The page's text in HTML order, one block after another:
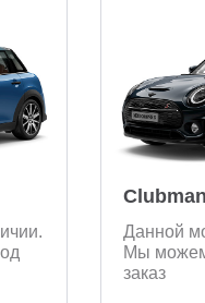
Clubman
Данной
Мы можем
заказ